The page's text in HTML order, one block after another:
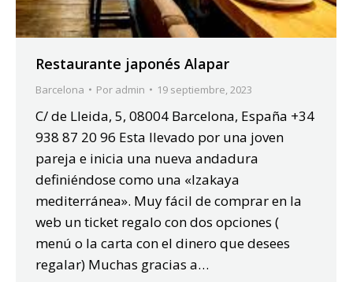
Restaurante japonés Alapar
Barcelona Por admin 19 septiembre, 2023
C/ de Lleida, 5, 08004 Barcelona, España +34
938 87 20 96 Esta llevado por una joven
pareja e inicia una nueva andadura
definiéndose como una «Izakaya
mediterránea». Muy fácil de comprar en la
web un ticket regalo con dos opciones (
menú o la carta con el dinero que desees
regalar) Muchas gracias a…